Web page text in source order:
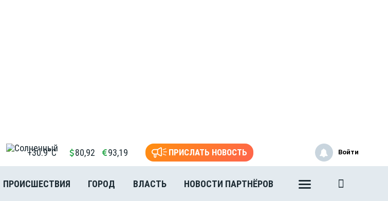
+30.9°C 80,92 93,19 ПРИСЛАТЬ НОВОСТЬ
ПРОИСШЕСТВИЯ ГОРОД ВЛАСТЬ НОВОСТИ ПАРТНЁРОВ
Войти